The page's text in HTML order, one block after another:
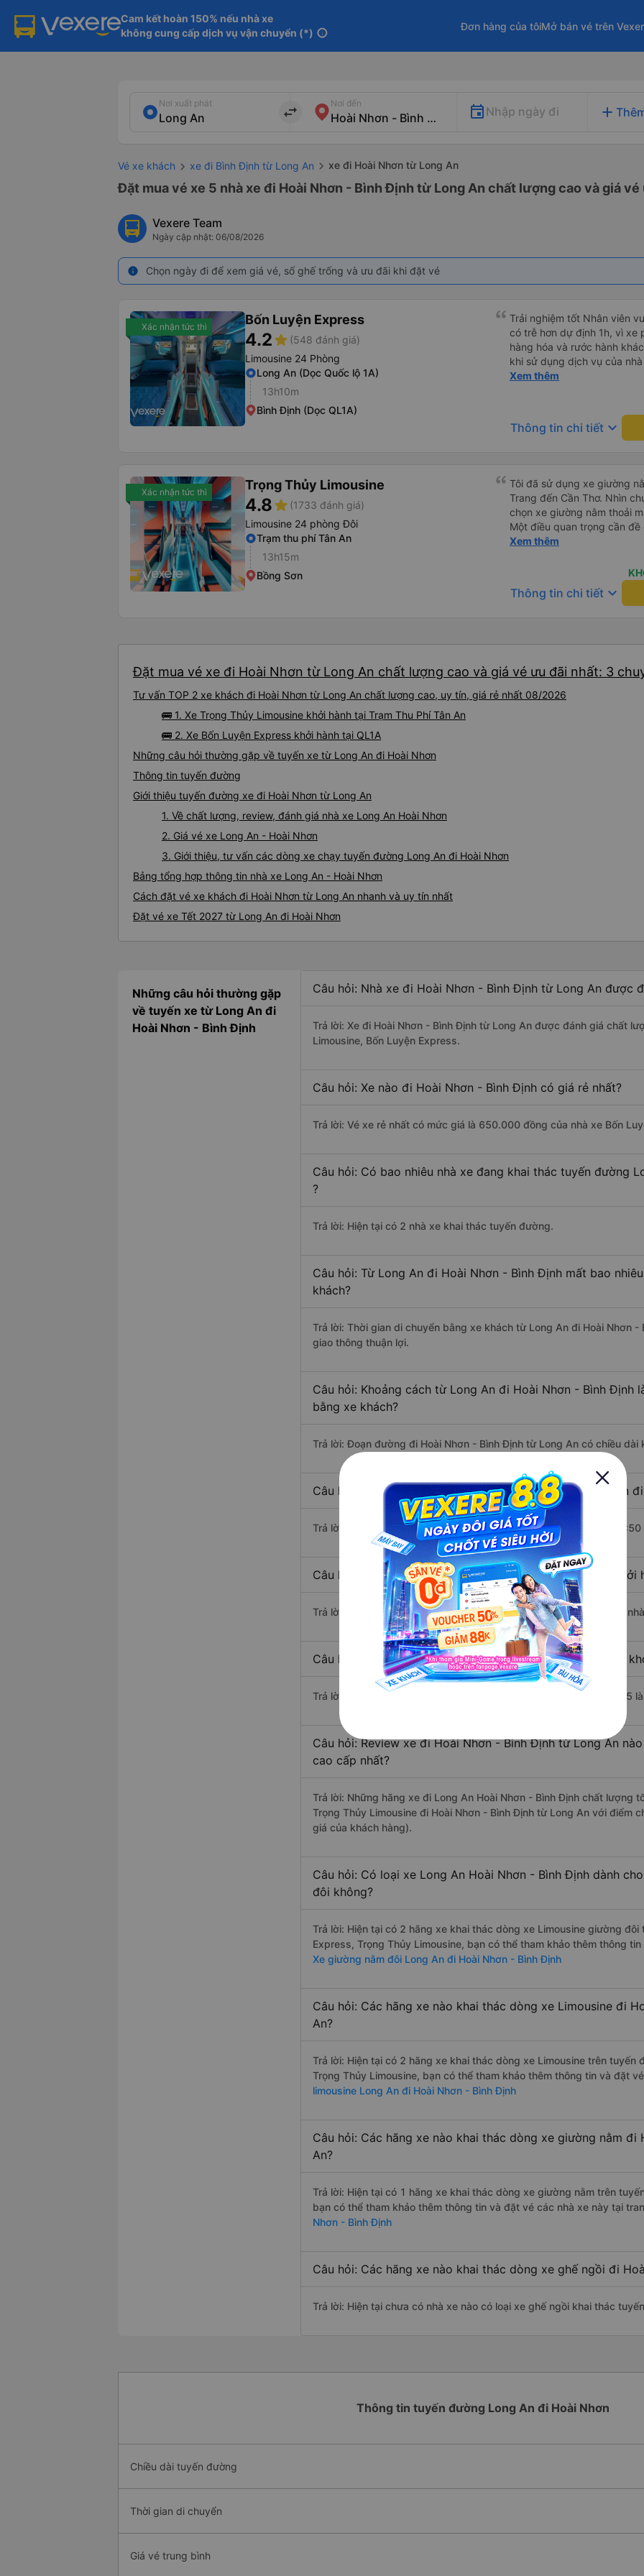
Cam kết hoàn 150% nếu nhà xe
không cung cấp dịch vụ vận chuyển (*) info
Đơn hàng của tôiMở bán vé trên
Nơi xuất phát
import_export
Nơi đến
Nhập ngày đi add
Vé xe khách xe đi Bình Định từ Long An xe đi Hoài Nhơn từ Long An
Đặt mua vé xe 5 nhà xe đi Hoài Nhơn - Bình Định từ Long An chất lượng cao và giá
Vexere Team
Ngày cập nhật: 06/08/2026
info Chọn ngày đi để xem giá vé, số ghế trống và ưu đãi khi đặt vé
Xác nhận tức thì Bốn Luyện Express
4.2star (548 đánh giá)
Limousine 24 Phòng
Long An (Dọc Quốc lộ 1A)
13h10m
Bình Định (Dọc QL1A)
Trải nghiệm tốt Nhân viên
có trễ hơn dự định 1h, vì xe
hàng hóa và rước hành
khi sử dụng dịch vụ của
thiệu cho người thân sử
Xem thêm
Thông tin chi tiết keyboard_arrow_down
Xác nhận tức thì Trọng Thủy Limousine
4.8star (1733 đánh giá)
Limousine 24 phòng Đôi
Trạm thu phí Tân An
13h15m
Bồng Sơn
Tôi đã sử dụng xe giường
Trang đến Cần Thơ. Nhìn
chọn xe giường nằm thoải
Một điều quan trọng cần đề
xe, điều này có thể gây khó
chuyến đi vẫn khá thoải
(hôm qua) rất tốt. Mặc dù
nhưng công ty đã thông
khoảng 4:00 sáng và 9:00
cấp bàn chải đánh răng, đó
nghỉ đêm nào cho đến
Xem thêm
Thông tin chi tiết keyboard_arrow_down
Đặt mua vé xe đi Hoài Nhơn từ Long An chất lượng cao và giá vé ưu đãi nhất: 3
Tư vấn TOP 2 xe khách đi Hoài Nhơn từ Long An chất lượng cao, uy tín, giá rẻ nhất 08/2026
🚌 1. Xe Trọng Thủy Limousine khởi hành tại Trạm Thu Phí Tân An
🚌 2. Xe Bốn Luyện Express khởi hành tại QL1A
Những câu hỏi thường gặp về tuyến xe từ Long An đi Hoài Nhơn
Thông tin tuyến đường
Giới thiệu tuyến đường xe đi Hoài Nhơn từ Long An
1. Về chất lượng, review, đánh giá nhà xe Long An Hoài Nhơn
2. Giá vé xe Long An - Hoài Nhơn
3. Giới thiệu, tư vấn các dòng xe chạy tuyến đường Long An đi Hoài Nhơn
Bảng tổng hợp thông tin nhà xe Long An - Hoài Nhơn
Cách đặt vé xe khách đi Hoài Nhơn từ Long An nhanh và uy tín nhất
Đặt vé xe Tết 2027 từ Long An đi Hoài Nhơn
Những câu hỏi thường gặp
về tuyến xe từ Long An đi
Hoài Nhơn - Bình Định
Câu hỏi: Nhà xe đi Hoài Nhơn - Bình Định từ Long An được
Trả lời: Xe đi Hoài Nhơn - Bình Định từ Long An được đánh giá chất
Limousine, Bốn Luyện Express.
Câu hỏi: Xe nào đi Hoài Nhơn - Bình Định có giá rẻ nhất?
Trả lời: Vé xe rẻ nhất có mức giá là 650.000 đồng của nhà xe Bốn
Câu hỏi: Có bao nhiêu nhà xe đang khai thác tuyến đường
?
Trả lời: Hiện tại có 2 nhà xe khai thác tuyến đường.
Câu hỏi: Từ Long An đi Hoài Nhơn - Bình Định mất bao
khách?
Trả lời: Thời gian di chuyển bằng xe khách từ Long An đi Hoài Nhơn
giao thông thuận lợi.
Câu hỏi: Khoảng cách từ Long An đi Hoài Nhơn - Bình Định
bằng xe khách?
Trả lời: Đoạn đường đi Hoài Nhơn - Bình Định từ Long An có chiều dài
Câu hỏi: Mỗi ngày có bao nhiêu chuyến xe khách Long An
Trả lời: Trung bình mỗi ngày có khoảng 3 chuyến xe bắt đầu từ
Câu hỏi: Nhà xe đi Long An Hoài Nhơn - Bình Định nào khởi
Trả lời: Chuyến xe có giờ xuất phát sớm nhất vào lúc 17:50 là của
Câu hỏi: Nhà xe đi Hoài Nhơn - Bình Định từ Long An nào
Trả lời: Chuyến xe có giờ xuất phát trễ (muộn) nhất là vào lúc 21:05
Câu hỏi: Review xe đi Hoài Nhơn - Bình Định từ Long An
cao cấp nhất?
Trả lời: Những hãng xe đi Long An Hoài Nhơn - Bình Định chất lượng
Trọng Thủy Limousine đi Hoài Nhơn - Bình Định từ Long An với điểm
giá của khách hàng).
Câu hỏi: Có loại xe Long An Hoài Nhơn - Bình Định dành
đôi không?
Trả lời: Hiện tại có 2 hãng xe khai thác dòng xe Limousine giường
Express, Trọng Thủy Limousine, bạn có thể tham khảo thêm thông
Xe giường nằm đôi Long An đi Hoài Nhơn - Bình Định
Câu hỏi: Các hãng xe nào khai thác dòng xe Limousine đi
An?
Trả lời: Hiện tại có 2 hãng xe khai thác dòng xe Limousine trên tuyến
Trọng Thủy Limousine, bạn có thể tham khảo thêm thông tin và đặt
limousine Long An đi Hoài Nhơn - Bình Định
Câu hỏi: Các hãng xe nào khai thác dòng xe giường nằm đi
An?
Trả lời: Hiện tại có 1 hãng xe khai thác dòng xe giường nằm trên
bạn có thể tham khảo thêm thông tin và đặt vé các nhà xe này tại
Nhơn - Bình Định
Câu hỏi: Các hãng xe nào khai thác dòng xe ghế ngồi đi
Trả lời: Hiện tại chưa có nhà xe nào có loại xe ghế ngồi khai thác
Thông tin tuyến đường Long An đi Hoài Nhơn
Chiều dài tuyến đường
Thời gian di chuyển
Giá vé trung bình